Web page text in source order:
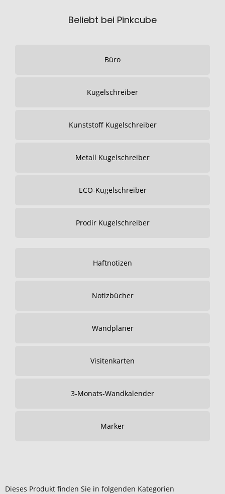
Beliebt bei Pinkcube
Büro
Kugelschreiber
Kunststoff Kugelschreiber
Metall Kugelschreiber
ECO-Kugelschreiber
Prodir Kugelschreiber
Haftnotizen
Notizbücher
Wandplaner
Visitenkarten
3-Monats-Wandkalender
Marker
Dieses Produkt finden Sie in folgenden Kategorien